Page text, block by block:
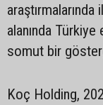
alanında
somut bir
Koç Holding,